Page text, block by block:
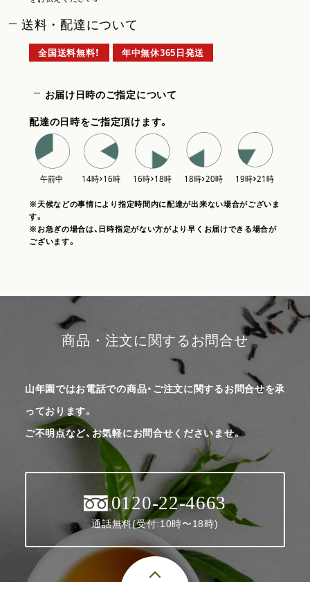
送料・配達について
全国送料無料！ 年中無休365日発送
お届け日時のご指定について
配達の日時をご指定頂けます。
※天候などの事情により指定時間内に配達が出来ない場合がございま
す。
※お急ぎの場合は、日時指定がない方がより早くお届けできる場合が
ございます。
商品・注文に関するお問合せ
山年園ではお電話での商品・ご注文に関するお問合せを承
っております。
ご不明点など、お気軽にお問合せくださいませ。
0120-22-4663
通話無料(受付:10時〜18時)